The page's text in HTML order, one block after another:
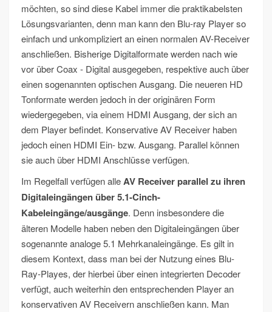
möchten, so sind diese Kabel immer die praktikabelsten
Lösungsvarianten, denn man kann den Blu-ray Player so
einfach und unkompliziert an einen normalen AV-Receiver
anschließen. Bisherige Digitalformate werden nach wie
vor über Coax - Digital ausgegeben, respektive auch über
einen sogenannten optischen Ausgang. Die neueren HD
Tonformate werden jedoch in der originären Form
wiedergegeben, via einem HDMI Ausgang, der sich an
dem Player befindet. Konservative AV Receiver haben
jedoch einen HDMI Ein- bzw. Ausgang. Parallel können
sie auch über HDMI Anschlüsse verfügen.
Im Regelfall verfügen alleAV Receiver parallel zu ihren
Digitaleingängen über 5.1-Cinch-
Kabeleingänge/ausgänge. Denn insbesondere die
älteren Modelle haben neben den Digitaleingängen über
sogenannte analoge 5.1 Mehrkanaleingänge. Es gilt in
diesem Kontext, dass man bei der Nutzung eines Blu-
Ray-Playes, der hierbei über einen integrierten Decoder
verfügt, auch weiterhin den entsprechenden Player an
konservativen AV Receivern anschließen kann. Man